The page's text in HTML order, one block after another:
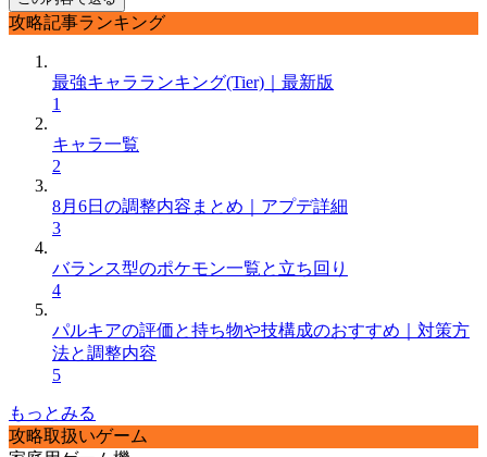
攻略記事ランキング
最強キャラランキング(Tier)｜最新版
1
キャラ一覧
2
8月6日の調整内容まとめ｜アプデ詳細
3
バランス型のポケモン一覧と立ち回り
4
パルキアの評価と持ち物や技構成のおすすめ｜対策方
法と調整内容
5
もっとみる
攻略取扱いゲーム